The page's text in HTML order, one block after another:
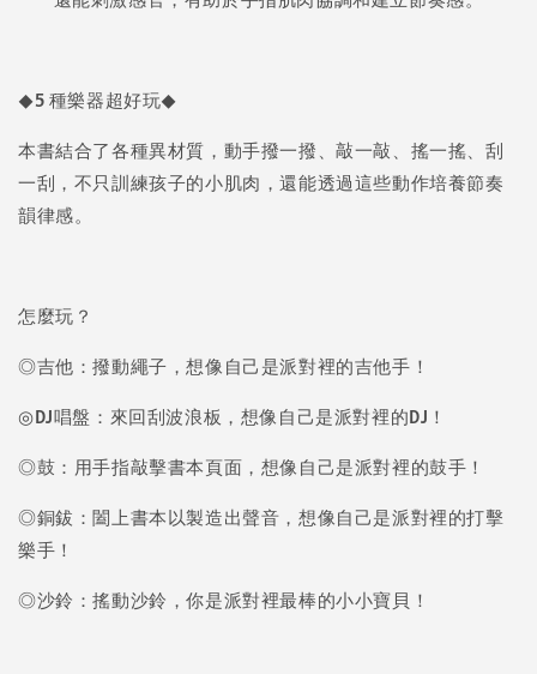
◆5 種樂器超好玩◆
本書結合了各種異材質，動手撥一撥、敲一敲、搖一搖、刮
一刮，不只訓練孩子的小肌肉，還能透過這些動作培養節奏
韻律感。
怎麼玩？
◎吉他：撥動繩子，想像自己是派對裡的吉他手！
◎DJ唱盤：來回刮波浪板，想像自己是派對裡的DJ！
◎鼓：用手指敲擊書本頁面，想像自己是派對裡的鼓手！
◎銅鈸：闔上書本以製造出聲音，想像自己是派對裡的打擊
樂手！
◎沙鈴：搖動沙鈴，你是派對裡最棒的小小寶貝！